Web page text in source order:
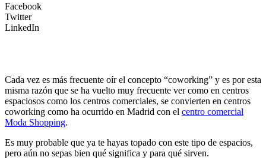
Facebook
Twitter
LinkedIn
Cada vez es más frecuente oír el concepto “coworking” y es por esta
misma razón que se ha vuelto muy frecuente ver como en centros
espaciosos como los centros comerciales, se convierten en centros
coworking como ha ocurrido en Madrid con el centro comercial
Moda Shopping.
Es muy probable que ya te hayas topado con este tipo de espacios,
pero aún no sepas bien qué significa y para qué sirven.